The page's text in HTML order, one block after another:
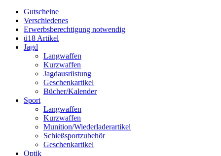
Gutscheine
Verschiedenes
Erwerbsberechtigung notwendig
ü18 Artikel
Jagd
Langwaffen
Kurzwaffen
Jagdausrüstung
Geschenkartikel
Bücher/Kalender
Sport
Langwaffen
Kurzwaffen
Munition/Wiederladerartikel
Schießsportzubehör
Geschenkartikel
Optik